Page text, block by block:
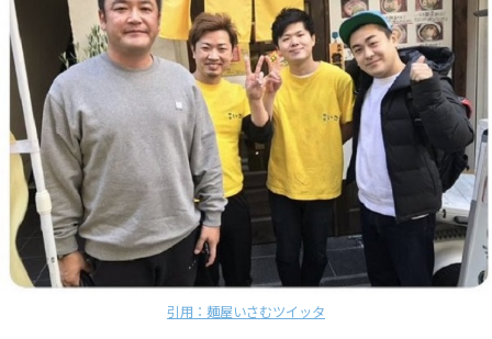
引用：麺屋いさむツイッタ